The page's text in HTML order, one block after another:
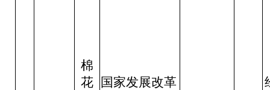
棉
花
国家发展改革